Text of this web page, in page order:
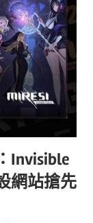
Invisible
網站搶先